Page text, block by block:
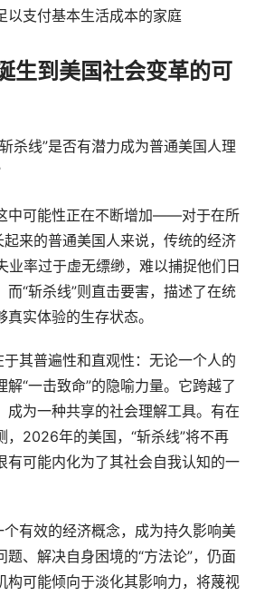
以支付基本生活成本的家庭
生到美国社会变革的可
杀线”是否有潜力成为普通美国人理
中可能性正在不断增加——对于在所
起来的普通美国人来说，传统的经济
业率过于虚无缥缈，难以捕捉他们日
而“斩杀线”则直击要害，描述了在统
实体验的生存状态。
于其普遍性和直观性：无论一个人的
“一击致命”的隐喻力量。它跨越了
成为一种共享的社会理解工具。有在
，2026年的美国，“斩杀线”将不再
有可能内化为了其社会自我认知的一
个有效的经济概念，成为持久影响美
题、解决自身困境的“方法论”，仍面
构可能倾向于淡化其影响力，将蔑视